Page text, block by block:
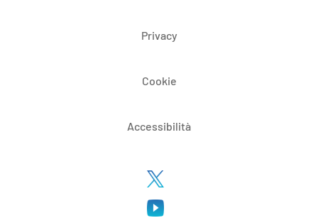
Privacy
Cookie
Accessibilità